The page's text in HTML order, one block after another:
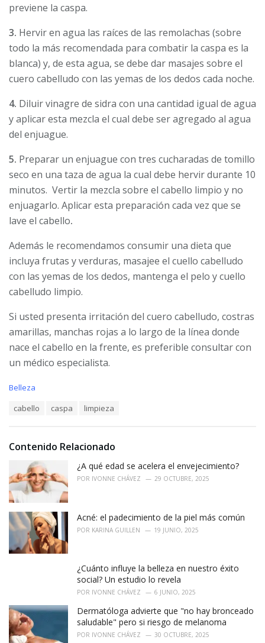
previene la caspa.
3. Hervir en agua las raíces de las remolachas (sobre
todo la más recomendada para combatir la caspa es la
blanca) y, de esta agua, se debe dar masajes sobre el
cuero cabelludo con las yemas de los dedos cada noche.
4. Diluir vinagre de sidra con una cantidad igual de agua
y aplicar esta mezcla el cual debe ser agregado al agua
del enjuague.
5. Preparar un enjuague con tres cucharadas de tomillo
seco en una taza de agua la cual debe hervir durante 10
minutos. Vertir la mezcla sobre el cabello limpio y no
enjuagarlo. Aplicar esta preparación cada vez que se
lave el cabello.
Además le recomendamos consumir una dieta que
incluya frutas y verduras, masajee el cuello cabelludo
con las yemas de los dedos, mantenga el pelo y cuello
cabelludo limpio.
Si usted presenta irritación del cuero cabelludo, costras
amarillas, manchas rojas a lo largo de la línea donde
nace el cabello en la frente, es preferible consultar con
un médico especialista.
C
r
s
:
Belleza
:
cabello caspa limpieza
Contenido Relacionado
¿A qué edad se acelera el envejecimiento?
POR IVONNE CHÁVEZ 29 OCTUBRE, 2025
Acné: el padecimiento de la piel más común
POR KARINA GUILLEN 19 JUNIO, 2025
¿Cuánto influye la belleza en nuestro éxito
social? Un estudio lo revela
POR IVONNE CHÁVEZ 6 JUNIO, 2025
Dermatóloga advierte que "no hay bronceado
saludable" pero si riesgo de melanoma
POR IVONNE CHÁVEZ 30 OCTUBRE, 2025